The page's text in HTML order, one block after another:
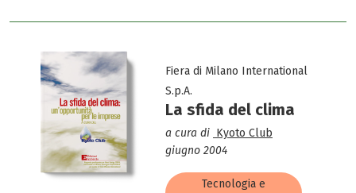
Fiera di Milano International
S.p.A.
La sfida del clima
a cura di Kyoto Club
giugno 2004
Tecnologia e